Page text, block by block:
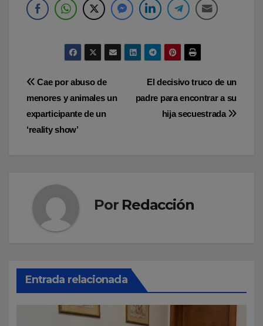
Navegación
de
entradas
El decisivo truco de un
padre para encontrar a su
hija secuestrada
Cae por abuso de
menores y animales un
exparticipante de un
‘reality show’
Por Redacción
Entrada relacionada